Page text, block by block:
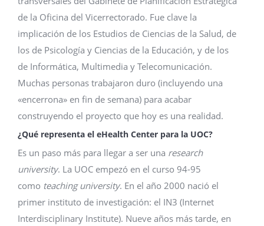
de la Oficina del Vicerrectorado. Fue clave la
implicación de los Estudios de Ciencias de la Salud, de
los de Psicología y Ciencias de la Educación, y de los
de Informática, Multimedia y Telecomunicación.
Muchas personas trabajaron duro (incluyendo una
«encerrona» en fin de semana) para acabar
construyendo el proyecto que hoy es una realidad.
¿Qué representa el eHealth Center para la UOC?
Es un paso más para llegar a ser una research
university. La UOC empezó en el curso 94-95
como teaching university. En el año 2000 nació el
primer instituto de investigación: el IN3 (Internet
Interdisciplinary Institute). Nueve años más tarde, en